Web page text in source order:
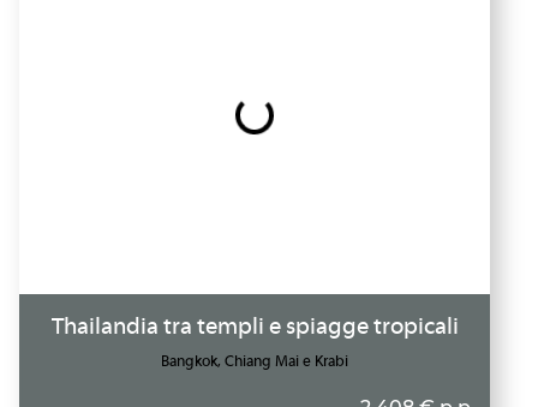
Thailandia tra templi e spiagge tropicali
Bangkok, Chiang Mai e Krabi